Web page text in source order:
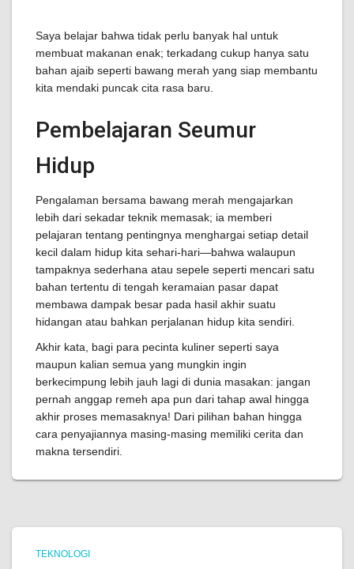
Saya belajar bahwa tidak perlu banyak hal untuk
membuat makanan enak; terkadang cukup hanya satu
bahan ajaib seperti bawang merah yang siap membantu
kita mendaki puncak cita rasa baru.
Pembelajaran Seumur
Hidup
Pengalaman bersama bawang merah mengajarkan
lebih dari sekadar teknik memasak; ia memberi
pelajaran tentang pentingnya menghargai setiap detail
kecil dalam hidup kita sehari-hari—bahwa walaupun
tampaknya sederhana atau sepele seperti mencari satu
bahan tertentu di tengah keramaian pasar dapat
membawa dampak besar pada hasil akhir suatu
hidangan atau bahkan perjalanan hidup kita sendiri.
Akhir kata, bagi para pecinta kuliner seperti saya
maupun kalian semua yang mungkin ingin
berkecimpung lebih jauh lagi di dunia masakan: jangan
pernah anggap remeh apa pun dari tahap awal hingga
akhir proses memasaknya! Dari pilihan bahan hingga
cara penyajiannya masing-masing memiliki cerita dan
makna tersendiri.
TEKNOLOGI